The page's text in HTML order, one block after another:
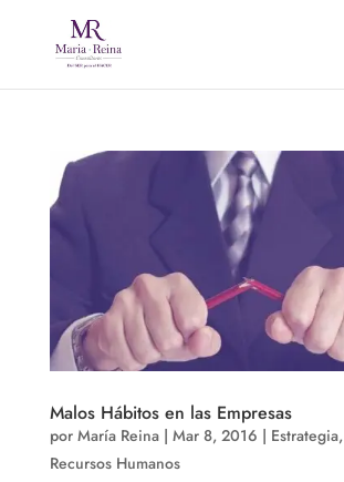
Malos Hábitos en las Empresas
por María Reina| Mar 8, 2016 | Estrategia,
Recursos Humanos